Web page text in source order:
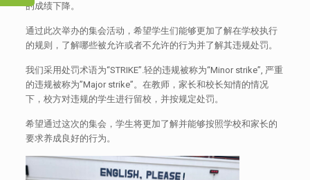
的成绩下降。
通过此次举办的集会活动，希望学生们能够更加了解在学校执行
的规则，了解哪些被允许或者不允许的行为并了解其违规处罚。
我们采用处罚术语为“STRIKE”.轻的违规被称为“Minor strike”, 严重
的违规被称为”Major strike”。在教师，家长和校长知情的情况
下，校方对违规的学生进行留校，并按规定处罚。
希望通过这次的集会，学生将更加了解并能够按照学校和家长的
要求养成良好的行为。